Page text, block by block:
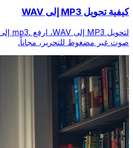
كيفية تحويل MP3 إلى WAV
صوت غير مضغوط للتحرير، مجاناً.